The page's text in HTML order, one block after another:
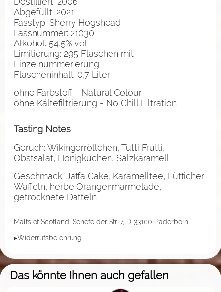
Abgefüllt: 2021
Fasstyp: Sherry Hogshead
Fassnummer: 21030
Alkohol: 54,5% vol.
Limitierung: 295 Flaschen mit
Einzelnummerierung
Flascheninhalt: 0,7 Liter
ohne Farbstoff - Natural Colour
ohne Kältefiltrierung - No Chill Filtration
Tasting Notes
Geruch: Wikingerröllchen, Tutti Frutti,
Obstsalat, Honigkuchen, Salzkaramell
Geschmack: Jaffa Cake, Karamelltee, Lütticher
Waffeln, herbe Orangenmarmelade,
getrocknete Datteln
Malts of Scotland, Senefelder Str. 7, D-33100 Paderborn
▸Widerrufsbelehrung
Das könnte Ihnen auch gefallen